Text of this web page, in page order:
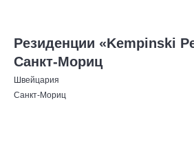
Резиденции «Kempinski
Санкт-Мориц
Швейцария
Санкт-Мориц